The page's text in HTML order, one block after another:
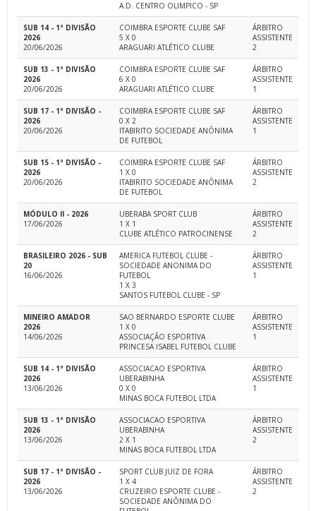
A.D. CENTRO OLIMPICO - SP
SUB 14 - 1ª DIVISÃO
2026
20/06/2026
COIMBRA ESPORTE CLUBE SAF
5 X 0
ARAGUARI ATLÉTICO CLUBE
ÁRBITRO
ASSISTENTE
2
SUB 13 - 1ª DIVISÃO
2026
20/06/2026
COIMBRA ESPORTE CLUBE SAF
6 X 0
ARAGUARI ATLÉTICO CLUBE
ÁRBITRO
ASSISTENTE
1
SUB 17 - 1ª DIVISÃO -
2026
20/06/2026
COIMBRA ESPORTE CLUBE SAF
0 X 2
ITABIRITO SOCIEDADE ANÔNIMA
DE FUTEBOL
ÁRBITRO
ASSISTENTE
1
SUB 15 - 1ª DIVISÃO -
2026
20/06/2026
COIMBRA ESPORTE CLUBE SAF
1 X 0
ITABIRITO SOCIEDADE ANÔNIMA
DE FUTEBOL
ÁRBITRO
ASSISTENTE
2
MÓDULO II - 2026
17/06/2026
UBERABA SPORT CLUB
1 X 1
CLUBE ATLÉTICO PATROCINENSE
ÁRBITRO
ASSISTENTE
2
BRASILEIRO 2026 - SUB
20
16/06/2026
AMERICA FUTEBOL CLUBE -
SOCIEDADE ANONIMA DO
FUTEBOL
1 X 3
SANTOS FUTEBOL CLUBE - SP
ÁRBITRO
ASSISTENTE
1
MINEIRO AMADOR
2026
14/06/2026
SAO BERNARDO ESPORTE CLUBE
1 X 0
ASSOCIAÇÃO ESPORTIVA
PRINCESA ISABEL FUTEBOL CLUBE
ÁRBITRO
ASSISTENTE
1
SUB 14 - 1ª DIVISÃO
2026
13/06/2026
ASSOCIACAO ESPORTIVA
UBERABINHA
0 X 0
MINAS BOCA FUTEBOL LTDA
ÁRBITRO
ASSISTENTE
1
SUB 13 - 1ª DIVISÃO
2026
13/06/2026
ASSOCIACAO ESPORTIVA
UBERABINHA
2 X 1
MINAS BOCA FUTEBOL LTDA
ÁRBITRO
ASSISTENTE
2
SUB 17 - 1ª DIVISÃO -
2026
13/06/2026
SPORT CLUB JUIZ DE FORA
1 X 4
CRUZEIRO ESPORTE CLUBE -
SOCIEDADE ANÔNIMA DO
ÁRBITRO
ASSISTENTE
2